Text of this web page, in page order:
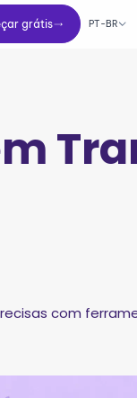
grátis
grátis
PT-BR
com